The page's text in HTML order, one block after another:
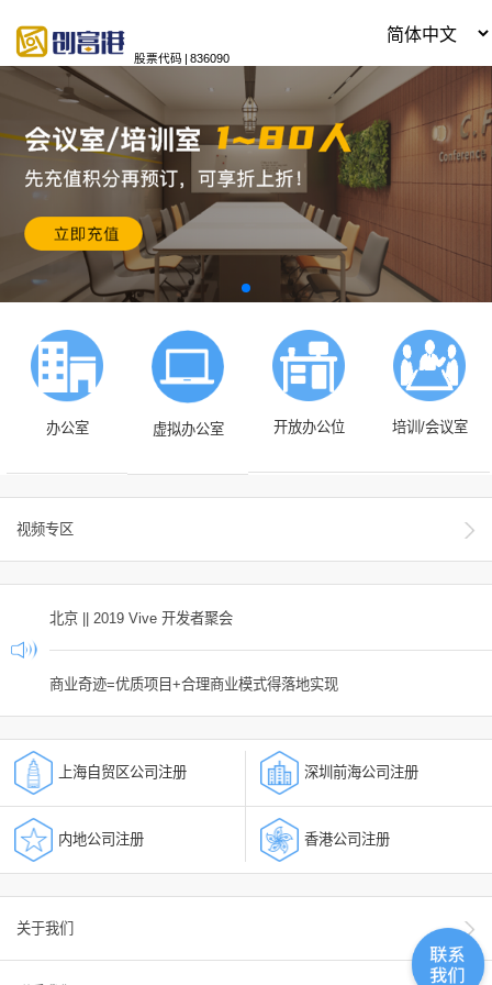
股票代码 | 836090
办公室 虚拟办公室 开放办公位 培训/会议室
视频专区
北京 || 2019 Vive 开发者聚会
商业奇迹=优质项目+合理商业模式得落地实现
上海自贸区公司注册 深圳前海公司注册
内地公司注册 香港公司注册
关于我们